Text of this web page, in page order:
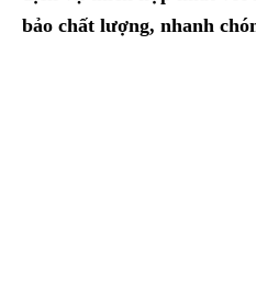
bảo chất lượng, nhanh